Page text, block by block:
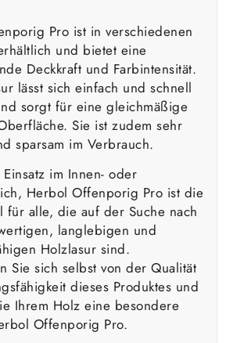
Pro ist in verschiedenen
und bietet eine
Deckkraft und Farbintensität.
lässt sich einfach und schnell
sorgt für eine gleichmäßige
Sie ist zudem sehr
sparsam im Verbrauch.
im Innen- oder
Herbol Offenporig Pro ist die
für alle, die auf der Suche nach
langlebigen und
Holzlasur sind.
Sie sich selbst von der Qualität
dieses Produktes und
Ihrem Holz eine besondere
Offenporig Pro.